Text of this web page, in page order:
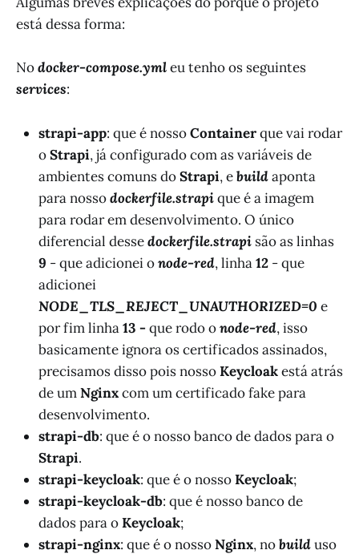
está dessa forma:
Nodocker-compose.ymleu tenho os seguintes
services:
strapi-app: que é nossoContainerque vai rodar
oStrapi, já configurado com as variáveis de
ambientes comuns doStrapi, ebuildaponta
para nossodockerfile.strapique é a imagem
para rodar em desenvolvimento. O único
diferencial dessedockerfile.strapi são as linhas
9 - que adicionei onode-red, linha12 - que
adicionei
NODE_TLS_REJECT_UNAUTHORIZED=0 e
por fim linha13 -que rodo onode-red, isso
basicamente ignora os certificados assinados,
precisamos disso pois nossoKeycloakestá atrás
de umNginxcom um certificado fake para
desenvolvimento.
strapi-db: que é o nosso banco de dados para o
Strapi.
strapi-keycloak: que é o nossoKeycloak;
strapi-keycloak-db: que é nosso banco de
dados para oKeycloak;
strapi-nginx: que é o nossoNginx, nobuilduso